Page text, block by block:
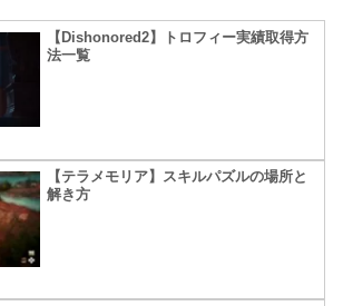
【Dishonored2】トロフィー実績取得方
法一覧
【テラメモリア】スキルパズルの場所と
解き方